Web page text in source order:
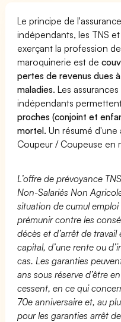
Le principe de
indépendants, les TNS
exerçant la profession
maroquinerie est de
pertes de revenus dues
maladies. Les
indépendants
proches (conjoint et
mortel. Un résumé
Coupeur / Coupeuse en
L’offre de prévoyance
Non-Salariés Non
situation de cumul
prémunir contre les
décès et d’arrêt de
capital, d’une rente ou
cas. Les garanties
ans sous réserve d’être
cessent, en ce qui
70e anniversaire et, au
pour les garanties arrêt